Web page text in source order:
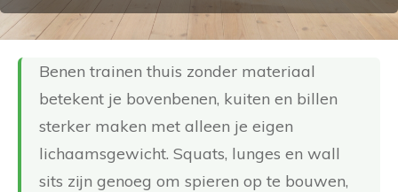
Benen trainen thuis zonder materiaal
betekent je bovenbenen, kuiten en billen
sterker maken met alleen je eigen
lichaamsgewicht. Squats, lunges en wall
sits zijn genoeg om spieren op te bouwen,